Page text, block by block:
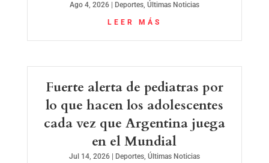
Ago 4, 2026| Deportes, Últimas Noticias
LEER MÁS
Fuerte alerta de pediatras por
lo que hacen los adolescentes
cada vez que Argentina juega
en el Mundial
Jul 14, 2026| Deportes, Últimas Noticias